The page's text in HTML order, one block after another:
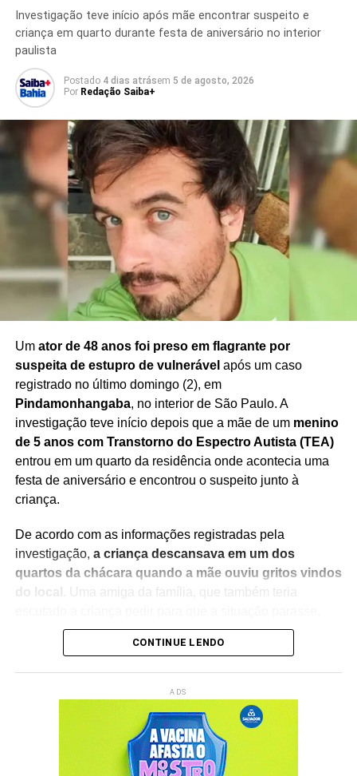
conforme determina a legislação de proteção à infância e
à adolescência.
atenção para a necessidade dereforço das medidas de
proteção e segurança no ambiente escolar
especialmente diante de relatos de violência envolvendo
estudantes.
As investigações deverão esclarecer a dinâmica dos
episódios, a participação dos suspeitos e as providências
que serão adotadas pelas autoridades responsáveis pelo
Redação Saiba+
Investigação teve início após mãe encontrar suspeito e
criança em quarto durante festa de aniversário no interior
paulista
Postado 4 dias atrásem 5 de agosto, 2026
Por Redação Saiba+
Um ator de 48 anos foi preso em flagrante por
suspeita de estupro de vulnerável após um caso
registrado no último domingo (2), em
Pindamonhangaba, no interior de São Paulo. A
investigação teve início depois que a mãe de um menino
de 5 anos com Transtorno do Espectro Autista (TEA)
entrou em um quarto da residência onde acontecia uma
festa de aniversário e encontrou o suspeito junto à
criança.
De acordo com as informações registradas pela
investigação, a criança descansava em um dos
quartos da chácara quando a mãe ouviu gritos vindos
. Uma amiga da família, que também teria
acompanhou a mulher até o cômodo para verificar o que
criança sem roupas sobre a cama. Conforme o boletim
de ocorrência, o menino demonstrava sinais de
desconforto e se queixava de dores. A testemunha relatou
às autoridades que foi responsável por acionar a Polícia
CONTINUE LENDO
ADS